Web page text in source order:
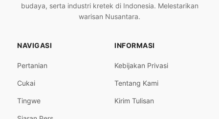
budaya, serta industri kretek di Indonesia. Melestarikan
warisan Nusantara.
NAVIGASI
Pertanian
Cukai
Tingwe
INFORMASI
Kebijakan Privasi
Tentang Kami
Kirim Tulisan